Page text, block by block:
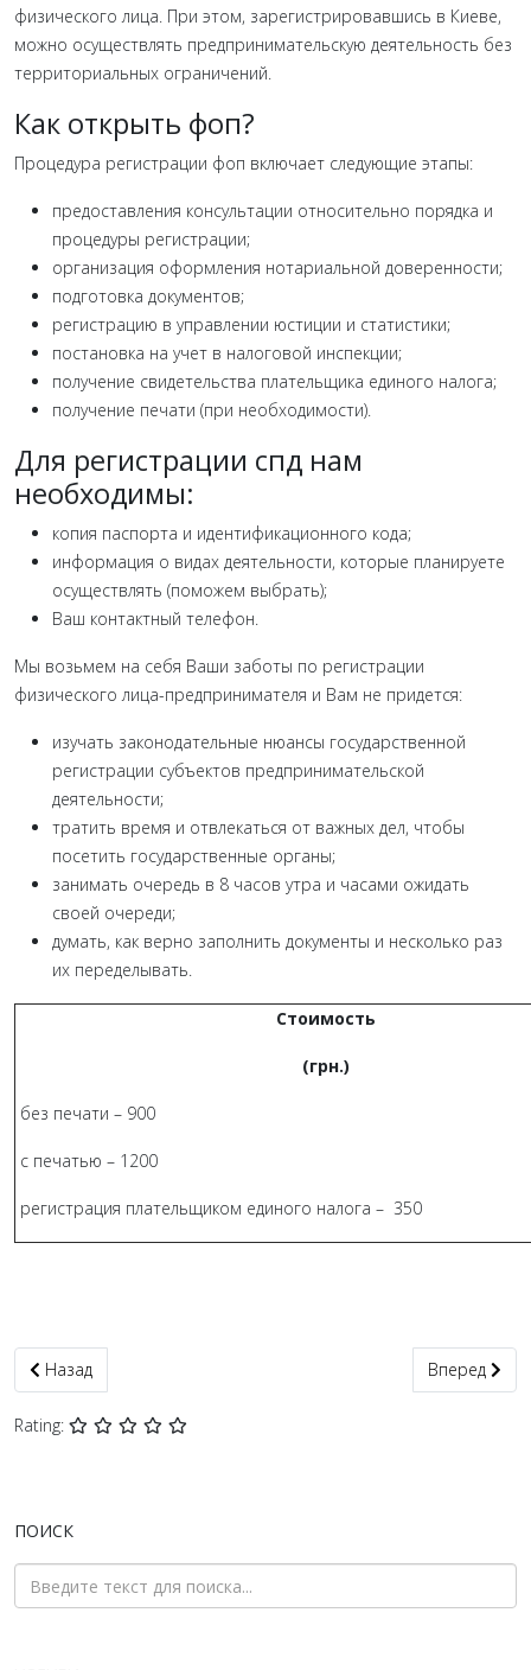
физического лица. При этом, зарегистрировавшись в Киеве,
можно осуществлять предпринимательскую деятельность без
территориальных ограничений.
Как открыть фоп?
Процедура регистрации фоп включает следующие этапы:
предоставления консультации относительно порядка и
процедуры регистрации;
организация оформления нотариальной доверенности;
подготовка документов;
регистрацию в управлении юстиции и статистики;
постановка на учет в налоговой инспекции;
получение свидетельства плательщика единого налога;
получение печати (при необходимости).
Для регистрации спд нам
необходимы:
копия паспорта и идентификационного кода;
информация о видах деятельности, которые планируете
осуществлять (поможем выбрать);
Ваш контактный телефон.
Мы возьмем на себя Ваши заботы по регистрации
физического лица-предпринимателя и Вам не придется:
изучать законодательные нюансы государственной
регистрации субъектов предпринимательской
деятельности;
тратить время и отвлекаться от важных дел, чтобы
посетить государственные органы;
занимать очередь в 8 часов утра и часами ожидать
своей очереди;
думать, как верно заполнить документы и несколько раз
их переделывать.
Стоимость
(грн.)
без печати – 900
с печатью – 1200
регистрация плательщиком единого налога – 350
Предыдущий: Смена КВЕД
Назад Следующий:
Вперед
Rating:
ПОИСК